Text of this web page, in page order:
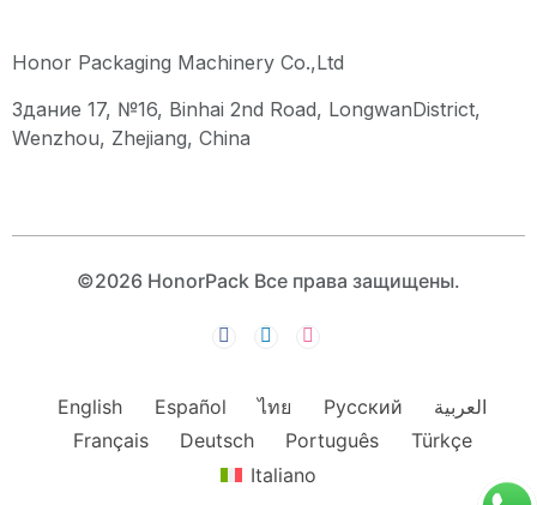
Honor Packaging Machinery Co.,Ltd
Здание 17, №16, Binhai 2nd Road, LongwanDistrict,
Wenzhou, Zhejiang, China
©2026 HonorPack Все права защищены.
English Español ไทย Русский
العربية
Français
Deutsch Português
Türkçe
Italiano